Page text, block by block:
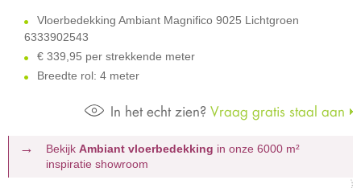
Vloerbedekking Ambiant Magnifico 9025 Lichtgroen
6333902543
€ 339,95 per strekkende meter
Breedte rol: 4 meter
In het echt zien? Vraag gratis staal aan
Bekijk Ambiant vloerbedekking in onze 6000 m²
inspiratie showroom